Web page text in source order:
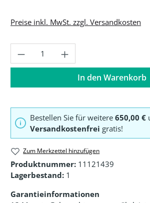
Preise inkl. MwSt. zzgl. Versandkosten
Produkt Anzahl: Gib den
In den Warenkorb
Bestellen Sie für weitere 650,00 €
Versandkostenfrei gratis!
Zum Merkzettel hinzufügen
Produktnummer: 11121439
Lagerbestand: 1
Garantieinformationen